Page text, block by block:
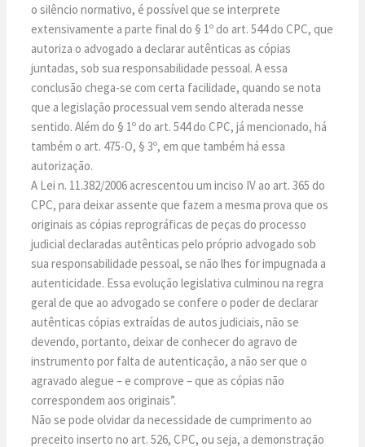
o silêncio normativo, é possível que se interprete
extensivamente a parte final do § 1º do art. 544 do CPC, que
autoriza o advogado a declarar autênticas as cópias
juntadas, sob sua responsabilidade pessoal. A essa
conclusão chega-se com certa facilidade, quando se nota
que a legislação processual vem sendo alterada nesse
sentido. Além do § 1º do art. 544 do CPC, já mencionado, há
também o art. 475-O, § 3º, em que também há essa
autorização.
A Lei n. 11.382/2006 acrescentou um inciso IV ao art. 365 do
CPC, para deixar assente que fazem a mesma prova que os
originais as cópias reprográficas de peças do processo
judicial declaradas autênticas pelo próprio advogado sob
sua responsabilidade pessoal, se não lhes for impugnada a
autenticidade. Essa evolução legislativa culminou na regra
geral de que ao advogado se confere o poder de declarar
autênticas cópias extraídas de autos judiciais, não se
devendo, portanto, deixar de conhecer do agravo de
instrumento por falta de autenticação, a não ser que o
agravado alegue – e comprove – que as cópias não
correspondem aos originais”.
Não se pode olvidar da necessidade de cumprimento ao
preceito inserto no art. 526, CPC, ou seja, a demonstração